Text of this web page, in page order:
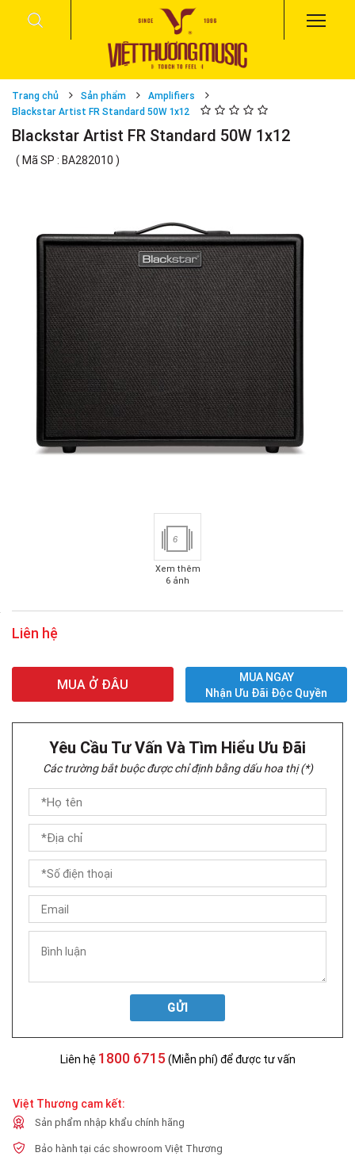
Trang chủ Sản phẩm
Amplifiers
Blackstar Artist FR Standard 50W 1x12
Blackstar Artist FR Standard 50W 1x12
( Mã SP : BA282010 )
6
Xem thêm
6 ảnh
Liên hệ
MUA Ở ĐÂU
MUA NGAY
Nhận Ưu Đãi Độc Quyền
Yêu Cầu Tư Vấn Và Tìm Hiểu Ưu Đãi
Các trường bắt buộc được chỉ định bằng dấu hoa thị (*)
GỬI
Liên hệ 1800 6715 (Miễn phí) để được tư vấn
Việt Thương cam kết:
Sản phẩm nhập khẩu chính hãng
Bảo hành tại các showroom Việt Thương